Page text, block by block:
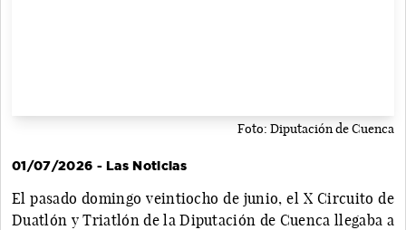
Foto: Diputación de Cuenca
01/07/2026 - Las Noticias
El pasado domingo veintiocho de junio, el X Circuito de
Duatlón y Triatlón de la Diputación de Cuenca llegaba a